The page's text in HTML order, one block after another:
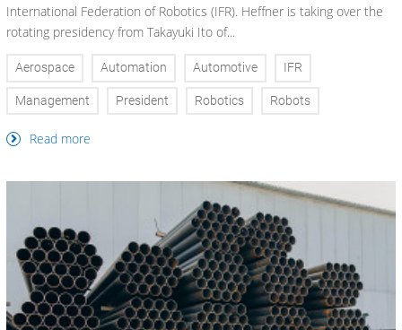
International Federation of Robotics (IFR). Heffner is taking over the
rotating presidency from Takayuki Ito of...
Aerospace Automation Automotive IFR
Management President Robotics Robots
Read more